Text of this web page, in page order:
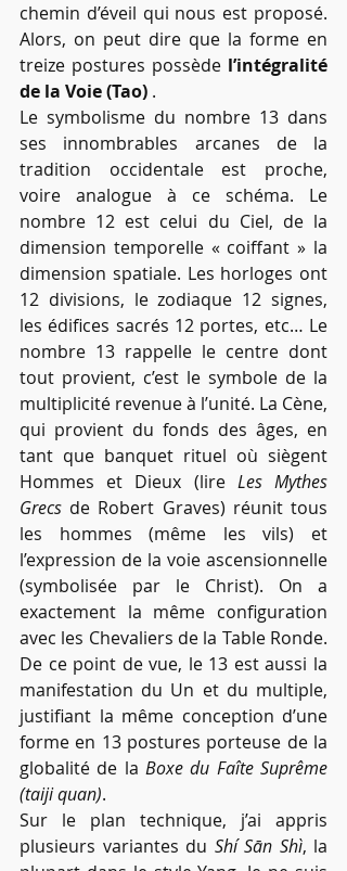
chemin d’éveil qui nous est proposé.
Alors, on peut dire que la forme en
treize postures possède l’intégralité
de la Voie (Tao) .
Le symbolisme du nombre 13 dans
ses innombrables arcanes de la
tradition occidentale est proche,
voire analogue à ce schéma. Le
nombre 12 est celui du Ciel, de la
dimension temporelle « coiffant » la
dimension spatiale. Les horloges ont
12 divisions, le zodiaque 12 signes,
les édifices sacrés 12 portes, etc… Le
nombre 13 rappelle le centre dont
tout provient, c’est le symbole de la
multiplicité revenue à l’unité. La Cène,
qui provient du fonds des âges, en
tant que banquet rituel où siègent
Hommes et Dieux (lire Les Mythes
Grecs de Robert Graves) réunit tous
les hommes (même les vils) et
l’expression de la voie ascensionnelle
(symbolisée par le Christ). On a
exactement la même configuration
avec les Chevaliers de la Table Ronde.
De ce point de vue, le 13 est aussi la
manifestation du Un et du multiple,
justifiant la même conception d’une
forme en 13 postures porteuse de la
globalité de la Boxe du Faîte Suprême
(taiji quan).
Sur le plan technique, j’ai appris
plusieurs variantes du Shí Sān Shì, la